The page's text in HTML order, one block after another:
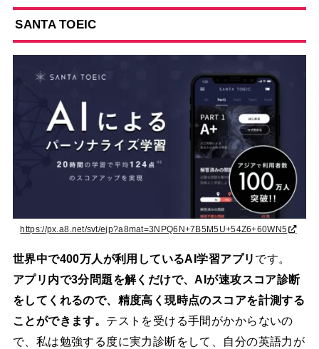
SANTA TOEIC
https://px.a8.net/svt/ejp?a8mat=3NPQ6N+7B5M5U+54Z6+60WN5
世界中で400万人が利用しているAI学習アプリ です。
アプリ内で3分問題を解くだけで、AIが速攻スコア診断
をしてくれるので、精度高く現時点のスコアを計測する
ことができます。 テストを受ける手間がかからないの
で、私は勉強する度に実力診断をして、自分の英語力が